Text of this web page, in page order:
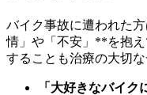
バイク事故に遭われた
情」や「不安」**を抱
することも治療の大切
「大好きなバイク